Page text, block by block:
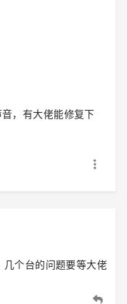
，有大佬能修复下
个台的问题要等大佬